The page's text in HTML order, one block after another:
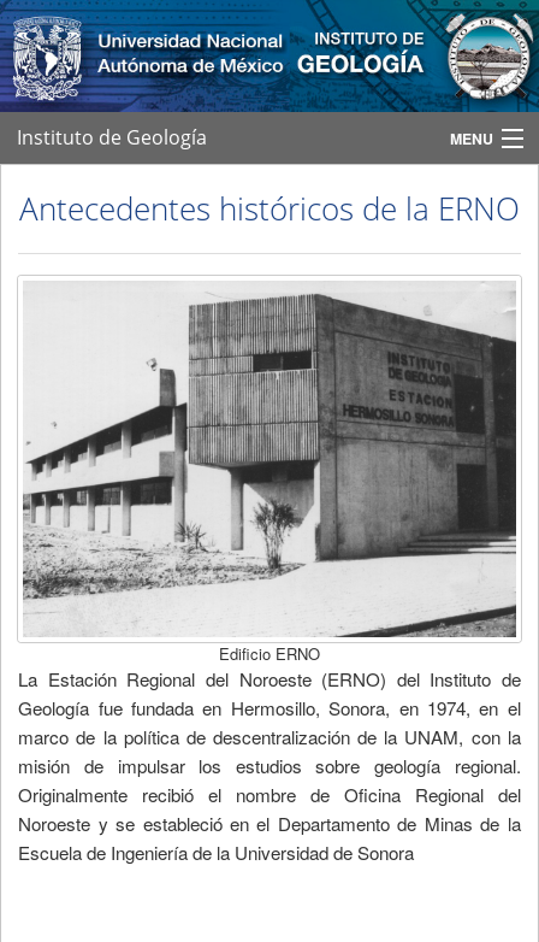
Instituto de Geología MENU
Infraestructura
Difusión y divulgación
Biblioteca
Antecedentes históricos de la ERNO
Edificio ERNO
La Estación Regional del Noroeste (ERNO) del Instituto de
Geología fue fundada en Hermosillo, Sonora, en 1974, en el
marco de la política de descentralización de la UNAM, con la
misión de impulsar los estudios sobre geología regional.
Originalmente recibió el nombre de Oficina Regional del
Noroeste y se estableció en el Departamento de Minas de la
Escuela de Ingeniería de la Universidad de Sonora